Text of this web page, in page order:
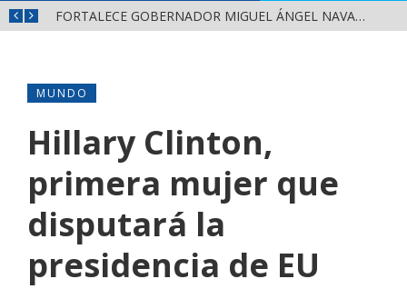
FORTALECE GOBERNADOR MIGUEL ÁNGEL NAVARRO LA COORDINACIÓN CON EL SECTOR EDUCATIVO EN NAYARIT
MUNDO
Hillary Clinton,
primera mujer que
disputará la
presidencia de EU